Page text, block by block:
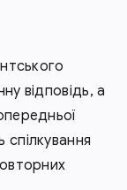
відповідь, а